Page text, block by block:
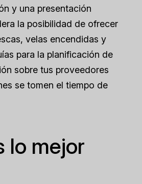
y una presentación
la posibilidad de ofrecer
velas encendidas y
para la planificación de
sobre tus proveedores
se tomen el tiempo de
lo mejor